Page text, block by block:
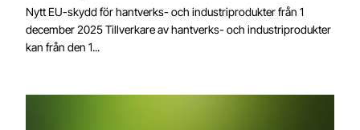
Nytt EU-skydd för hantverks- och industriprodukter från 1
december 2025 Tillverkare av hantverks- och industriprodukter
kan från den 1...